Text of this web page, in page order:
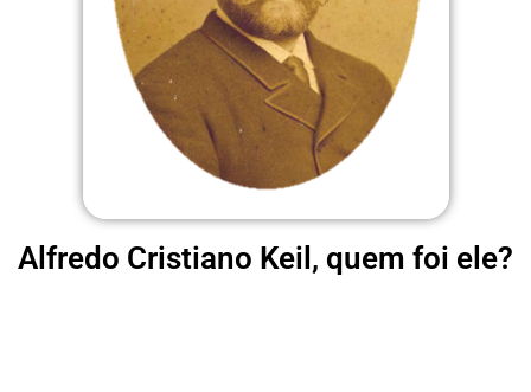
Alfredo Cristiano Keil, quem foi ele?